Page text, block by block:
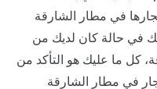
في مطار الشارقة
في حالة كان لديك من
كل ما عليك هو التأكد من
في مطار الشارقة